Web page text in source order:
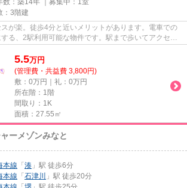
数：築14年 ｜募集中： 1室
：3階建
が楽。徒歩4分と近いメリットがあります。電車での
る、2駅利用可能な物件です。駅まで歩いてアクセス
5.5万円
(管理費・共益費 3,800円)
敷：0万円｜礼：0万円
所在階：1階
間取り：1K
面積：27.55㎡
ーメゾンみなと
本線 「 湊 」駅 徒歩6分
本線 「 石津川
」駅 徒歩20分